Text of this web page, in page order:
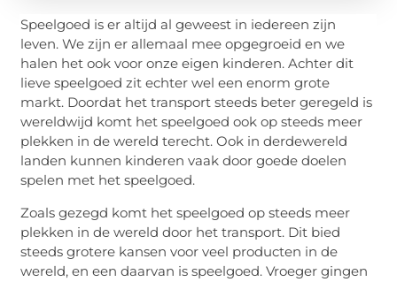
Speelgoed is er altijd al geweest in iedereen zijn
leven. We zijn er allemaal mee opgegroeid en we
halen het ook voor onze eigen kinderen. Achter dit
lieve speelgoed zit echter wel een enorm grote
markt. Doordat het transport steeds beter geregeld is
wereldwijd komt het speelgoed ook op steeds meer
plekken in de wereld terecht. Ook in derdewereld
landen kunnen kinderen vaak door goede doelen
spelen met het speelgoed.
Zoals gezegd komt het speelgoed op steeds meer
plekken in de wereld door het transport. Dit bied
steeds grotere kansen voor veel producten in de
wereld, en een daarvan is speelgoed. Vroeger gingen